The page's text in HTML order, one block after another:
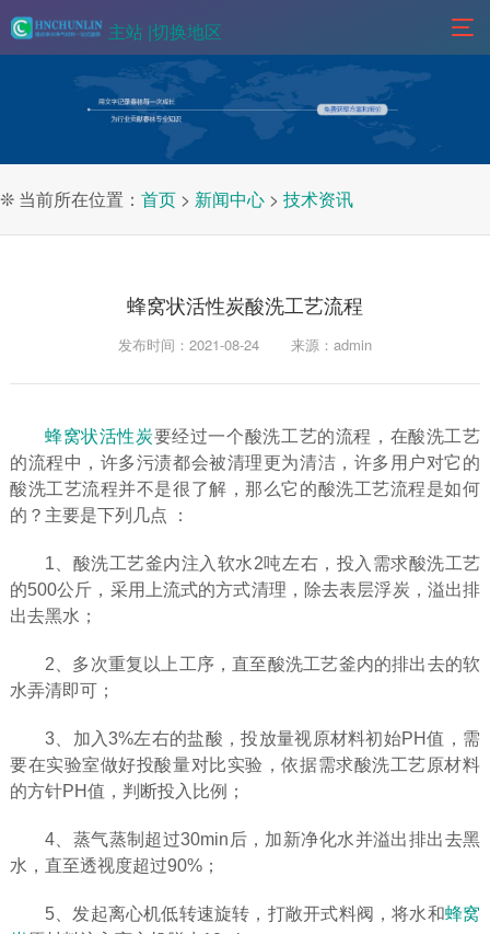
主站 |切换地区
❊ 当前所在位置： 首页 > 新闻中心 > 技术资讯
蜂窝状活性炭酸洗工艺流程
发布时间：2021-08-24 来源：admin
蜂窝状活性炭要经过一个酸洗工艺的流程，在酸洗工艺
的流程中，许多污渍都会被清理更为清洁，许多用户对它的
酸洗工艺流程并不是很了解，那么它的酸洗工艺流程是如何
的？主要是下列几点 ：
1、酸洗工艺釜内注入软水2吨左右，投入需求酸洗工艺
的500公斤，采用上流式的方式清理，除去表层浮炭，溢出排
出去黑水；
2、多次重复以上工序，直至酸洗工艺釜内的排出去的软
水弄清即可；
3、加入3%左右的盐酸，投放量视原材料初始PH值，需
要在实验室做好投酸量对比实验，依据需求酸洗工艺原材料
的方针PH值，判断投入比例；
4、蒸气蒸制超过30min后，加新净化水并溢出排出去黑
水，直至透视度超过90%；
5、发起离心机低转速旋转，打敞开式料阀，将水和蜂窝